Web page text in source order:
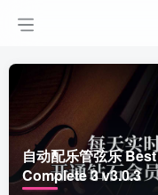
自动配乐管弦乐
Complete 3 v3.0.3